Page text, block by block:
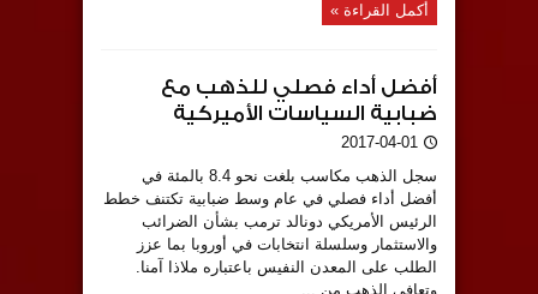
أكمل القراءة »
أفضل أداء فصلي للذهب مع
ضبابية السياسات الأميركية
2017-04-01
سجل الذهب مكاسب بلغت نحو 8.4 بالمئة في
أفضل أداء فصلي في عام وسط ضبابية تكتنف خطط
الرئيس الأمريكي دونالد ترمب بشأن الضرائب
والاستثمار وسلسلة انتخابات في أوروبا بما عزز
الطلب على المعدن النفيس باعتباره ملاذا آمنا.
وتعافى الذهب من ...